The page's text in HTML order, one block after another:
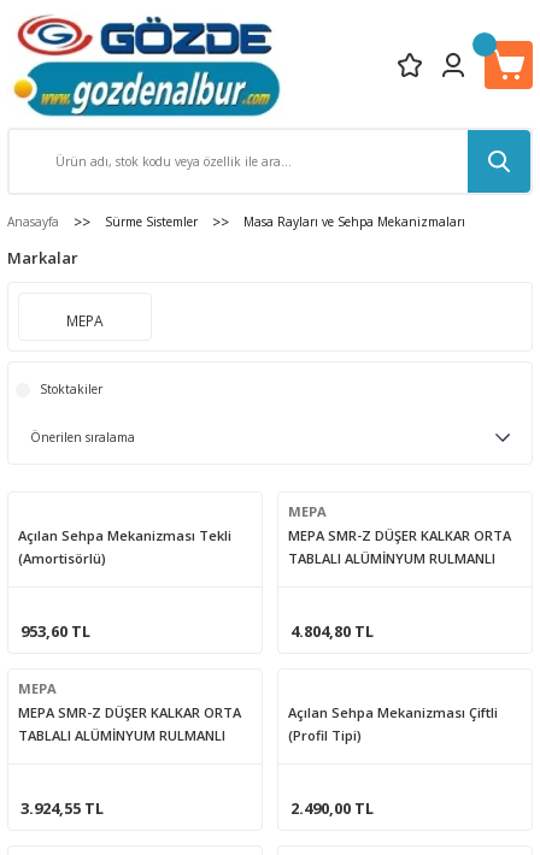
Anasayfa Sürme Sistemler Masa Rayları ve Sehpa Mekanizmaları
Markalar
MEPA
Stoktakiler
Açılan Sehpa Mekanizması Tekli
(Amortisörlü)
953,60 TL
MEPA
MEPA SMR-Z DÜŞER KALKAR ORTA
TABLALI ALÜMİNYUM RULMANLI
4.804,80 TL
MEPA
MEPA SMR-Z DÜŞER KALKAR ORTA
TABLALI ALÜMİNYUM RULMANLI
3.924,55 TL
Açılan Sehpa Mekanizması Çiftli
(Profil Tipi)
2.490,00 TL